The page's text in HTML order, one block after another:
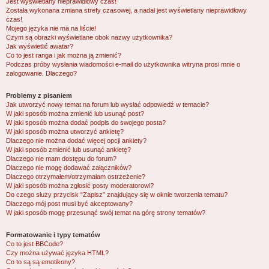
Została wykonana zmiana strefy czasowej, a nadal jest wyświetlany nieprawidłowy
czas!
Mojego języka nie ma na liście!
Czym są obrazki wyświetlane obok nazwy użytkownika?
Jak wyświetlić awatar?
Co to jest ranga i jak można ją zmienić?
Podczas próby wysłania wiadomości e-mail do użytkownika witryna prosi mnie o
zalogowanie. Dlaczego?
Problemy z pisaniem
Jak utworzyć nowy temat na forum lub wysłać odpowiedź w temacie?
W jaki sposób można zmienić lub usunąć post?
W jaki sposób można dodać podpis do swojego posta?
W jaki sposób można utworzyć ankietę?
Dlaczego nie można dodać więcej opcji ankiety?
W jaki sposób zmienić lub usunąć ankietę?
Dlaczego nie mam dostępu do forum?
Dlaczego nie mogę dodawać załączników?
Dlaczego otrzymałem/otrzymałam ostrzeżenie?
W jaki sposób można zgłosić posty moderatorowi?
Do czego służy przycisk “Zapisz” znajdujący się w oknie tworzenia tematu?
Dlaczego mój post musi być akceptowany?
W jaki sposób mogę przesunąć swój temat na górę strony tematów?
Formatowanie i typy tematów
Co to jest BBCode?
Czy można używać języka HTML?
Co to są są emotikony?